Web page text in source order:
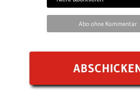
Abo ohne Kommentar